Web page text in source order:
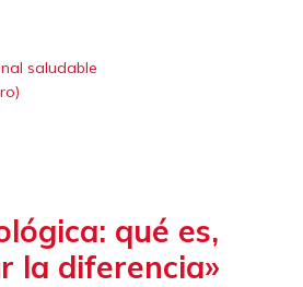
saludable
qué es,
la diferencia»